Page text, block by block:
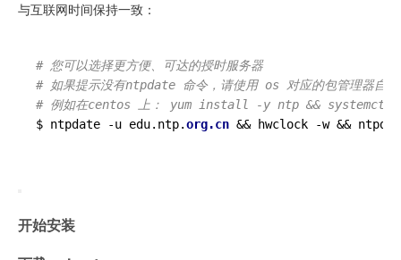
与互联网时间保持一致：
# 您可以选择更方便、可达的授时服务器
# 如果提示没有ntpdate 命令，请使用 os 对应的包管理器自行
# 例如在centos 上： yum install -y ntp && systemctl
$ ntpdate -u edu.ntp.org.cn && hwclock -w &&
开始安装